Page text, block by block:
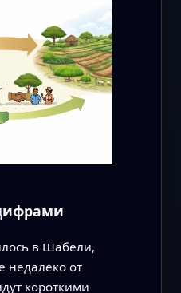
в Шабели,
недалеко от
короткими